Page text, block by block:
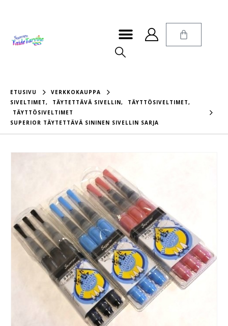
ETUSIVU
VERKKOKAUPPA
SIVELTIMET, TÄYTETTÄVÄ SIVELLIN, TÄYTTÖSIVELTIMET,
TÄYTTÖSIVELTIMET
SUPERIOR TÄYTETTÄVÄ SININEN SIVELLIN SARJA